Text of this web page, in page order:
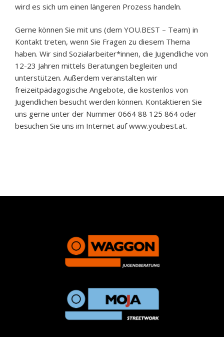
wird es sich um einen längeren Prozess handeln.
Gerne können Sie mit uns (dem YOU.BEST – Team) in
Kontakt treten, wenn Sie Fragen zu diesem Thema
haben. Wir sind Sozialarbeiter*innen, die Jugendliche von
12-23 Jahren mittels Beratungen begleiten und
unterstützen. Außerdem veranstalten wir
freizeitpädagogische Angebote, die kostenlos von
Jugendlichen besucht werden können. Kontaktieren Sie
uns gerne unter der Nummer 0664 88 125 864 oder
besuchen Sie uns im Internet auf www.youbest.at.